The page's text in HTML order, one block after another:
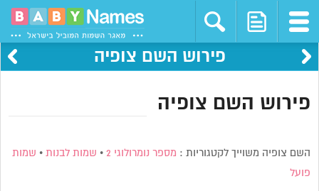
פירוש השם צופיה
פירוש השם צופיה
השם צופיה משוייך לקטגוריות : מספר נומרולוגי 2 • שמות לבנות • שמות
פועל